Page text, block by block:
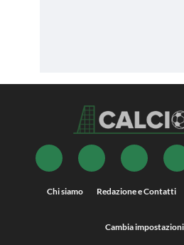
Chi siamo Redazione e Contatti
Cambia